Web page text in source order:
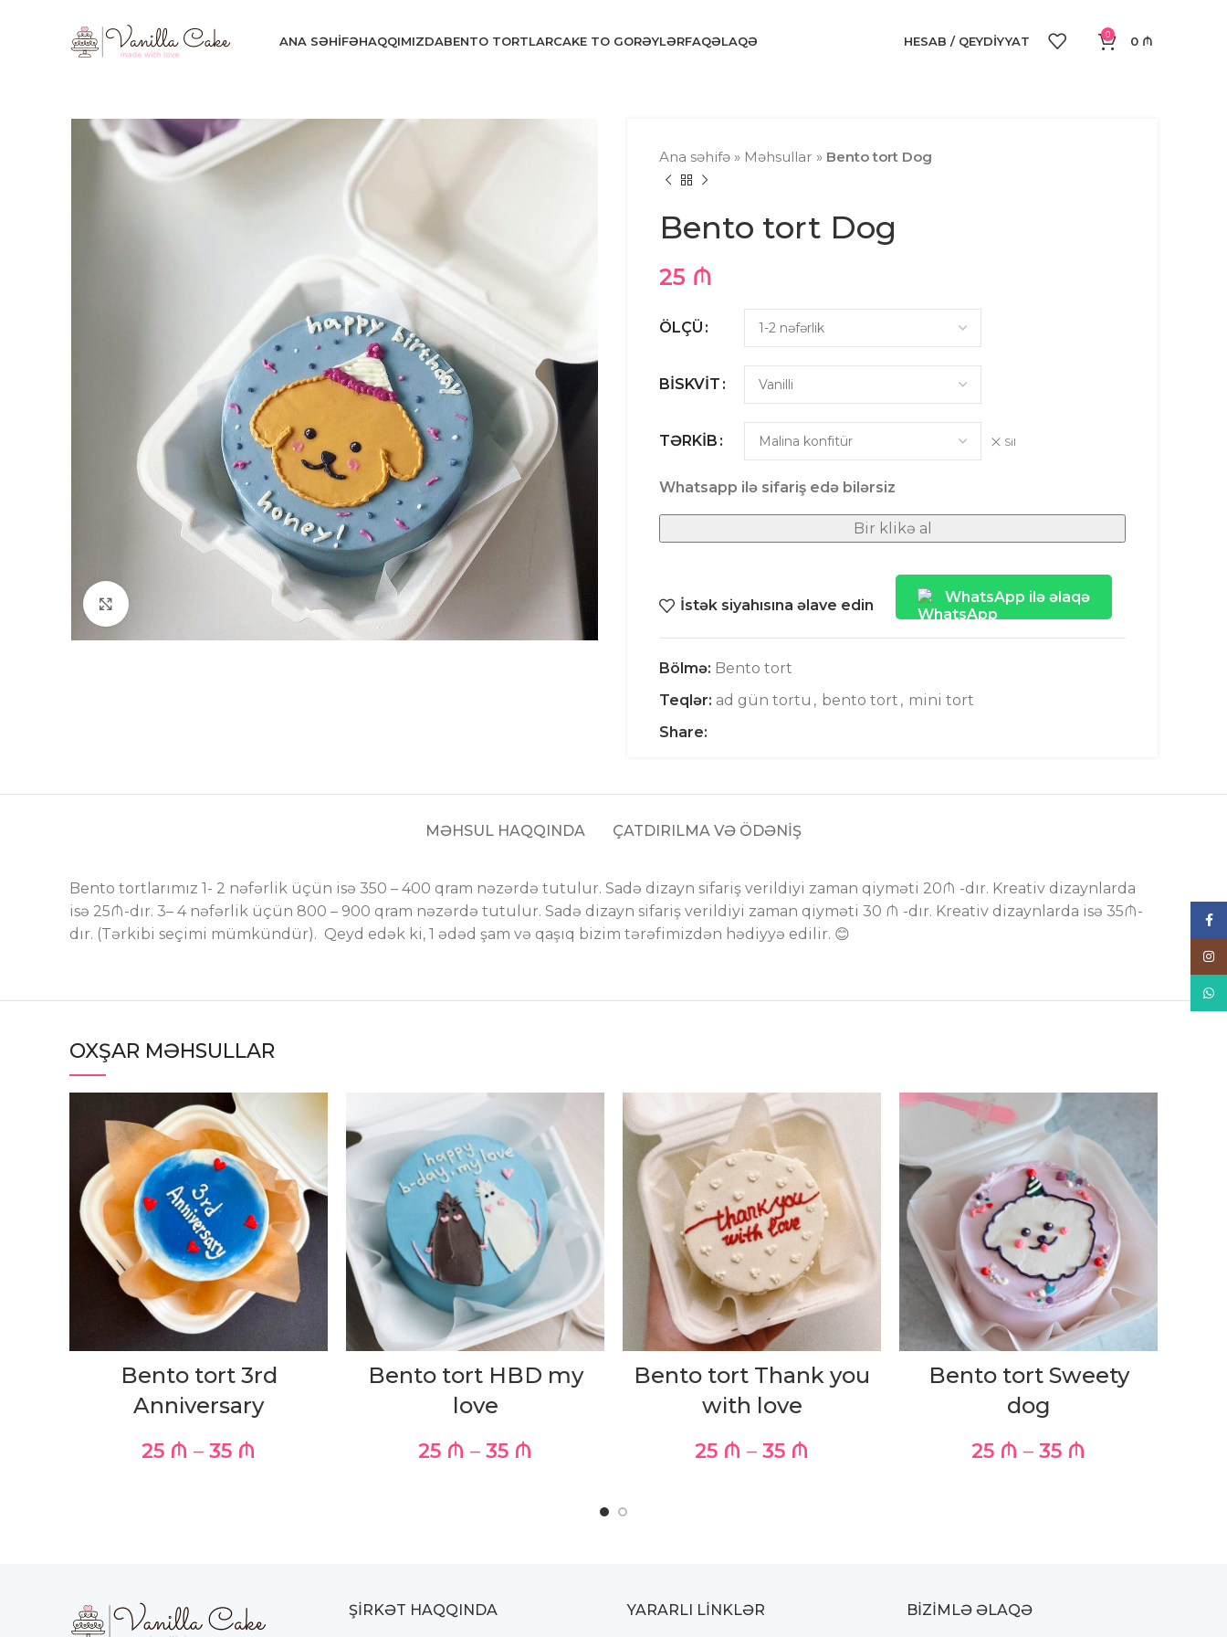
ANA SƏHIFƏHAQQIMIZDABENTO TORTLARCAKE TO GORƏYLƏRFAQƏLAQƏ HESAB / QEYDIYYAT 0 0 ₼
Ana səhifə » Məhsullar » Bento tort Dog
Bento tort Dog
25 ₼
ÖLÇÜ
BISKVIT
TƏRKIB Sil
Whatsapp ilə sifariş edə bilərsiz
Bir klikə al
İstək siyahısına əlave edin WhatsApp ilə əlaqə
Bölmə: Bento tort
Teqlər: ad gün tortu , bento tort , mini tort
Share:
MƏHSUL HAQQINDA ÇATDIRILMA VƏ ÖDƏNİŞ
Bento tortlarımız 1- 2 nəfərlik üçün isə 350 – 400 qram nəzərdə tutulur. Sadə dizayn sifariş verildiyi zaman qiyməti 20₼ -dır. Kreativ dizaynlarda
isə 25₼-dır. 3– 4 nəfərlik üçün 800 – 900 qram nəzərdə tutulur. Sadə dizayn sifariş verildiyi zaman qiyməti 30 ₼ -dır. Kreativ dizaynlarda isə 35₼-
dır. (Tərkibi seçimi mümkündür). Qeyd edək ki, 1 ədəd şam və qaşıq bizim tərəfimizdən hədiyyə edilir. 😊
OXŞAR MƏHSULLAR
Bento tort 3rd
Anniversary
25 ₼ – 35 ₼
Bento tort HBD my
love
25 ₼ – 35 ₼
Bento tort Thank you
with love
25 ₼ – 35 ₼
Bento tort Sweety
dog
25 ₼ – 35 ₼
ŞIRKƏT HAQQINDA YARARLI LİNKLƏR BIZIMLƏ ƏLAQƏ